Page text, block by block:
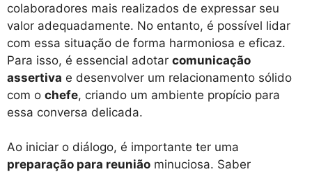
colaboradores mais realizados de expressar seu
valor adequadamente. No entanto, é possível lidar
com essa situação de forma harmoniosa e eficaz.
Para isso, é essencial adotar comunicação
assertiva e desenvolver um relacionamento sólido
com o chefe, criando um ambiente propício para
essa conversa delicada.
Ao iniciar o diálogo, é importante ter uma
preparação para reunião minuciosa. Saber